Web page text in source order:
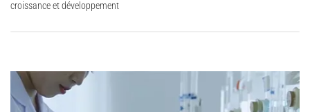
croissance et développement